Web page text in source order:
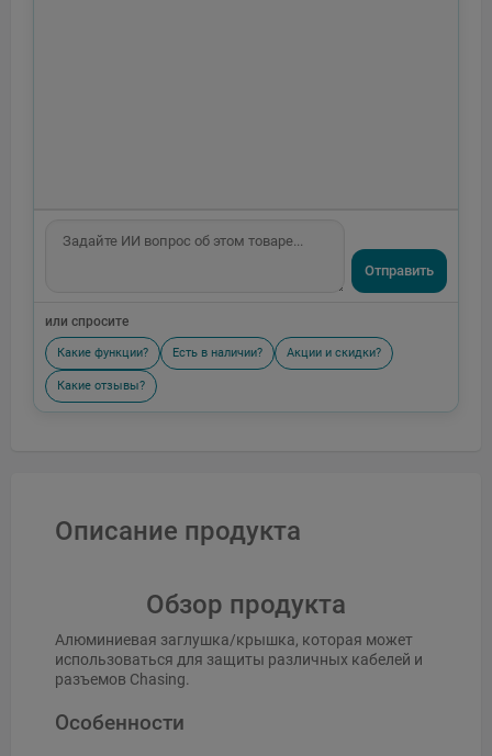
Отправить
или спросите
Какие функции? Есть в наличии? Акции и скидки?
Какие отзывы?
Описание продукта
Обзор продукта
Алюминиевая заглушка/крышка, которая может
использоваться для защиты различных кабелей и
разъемов Chasing.
Особенности